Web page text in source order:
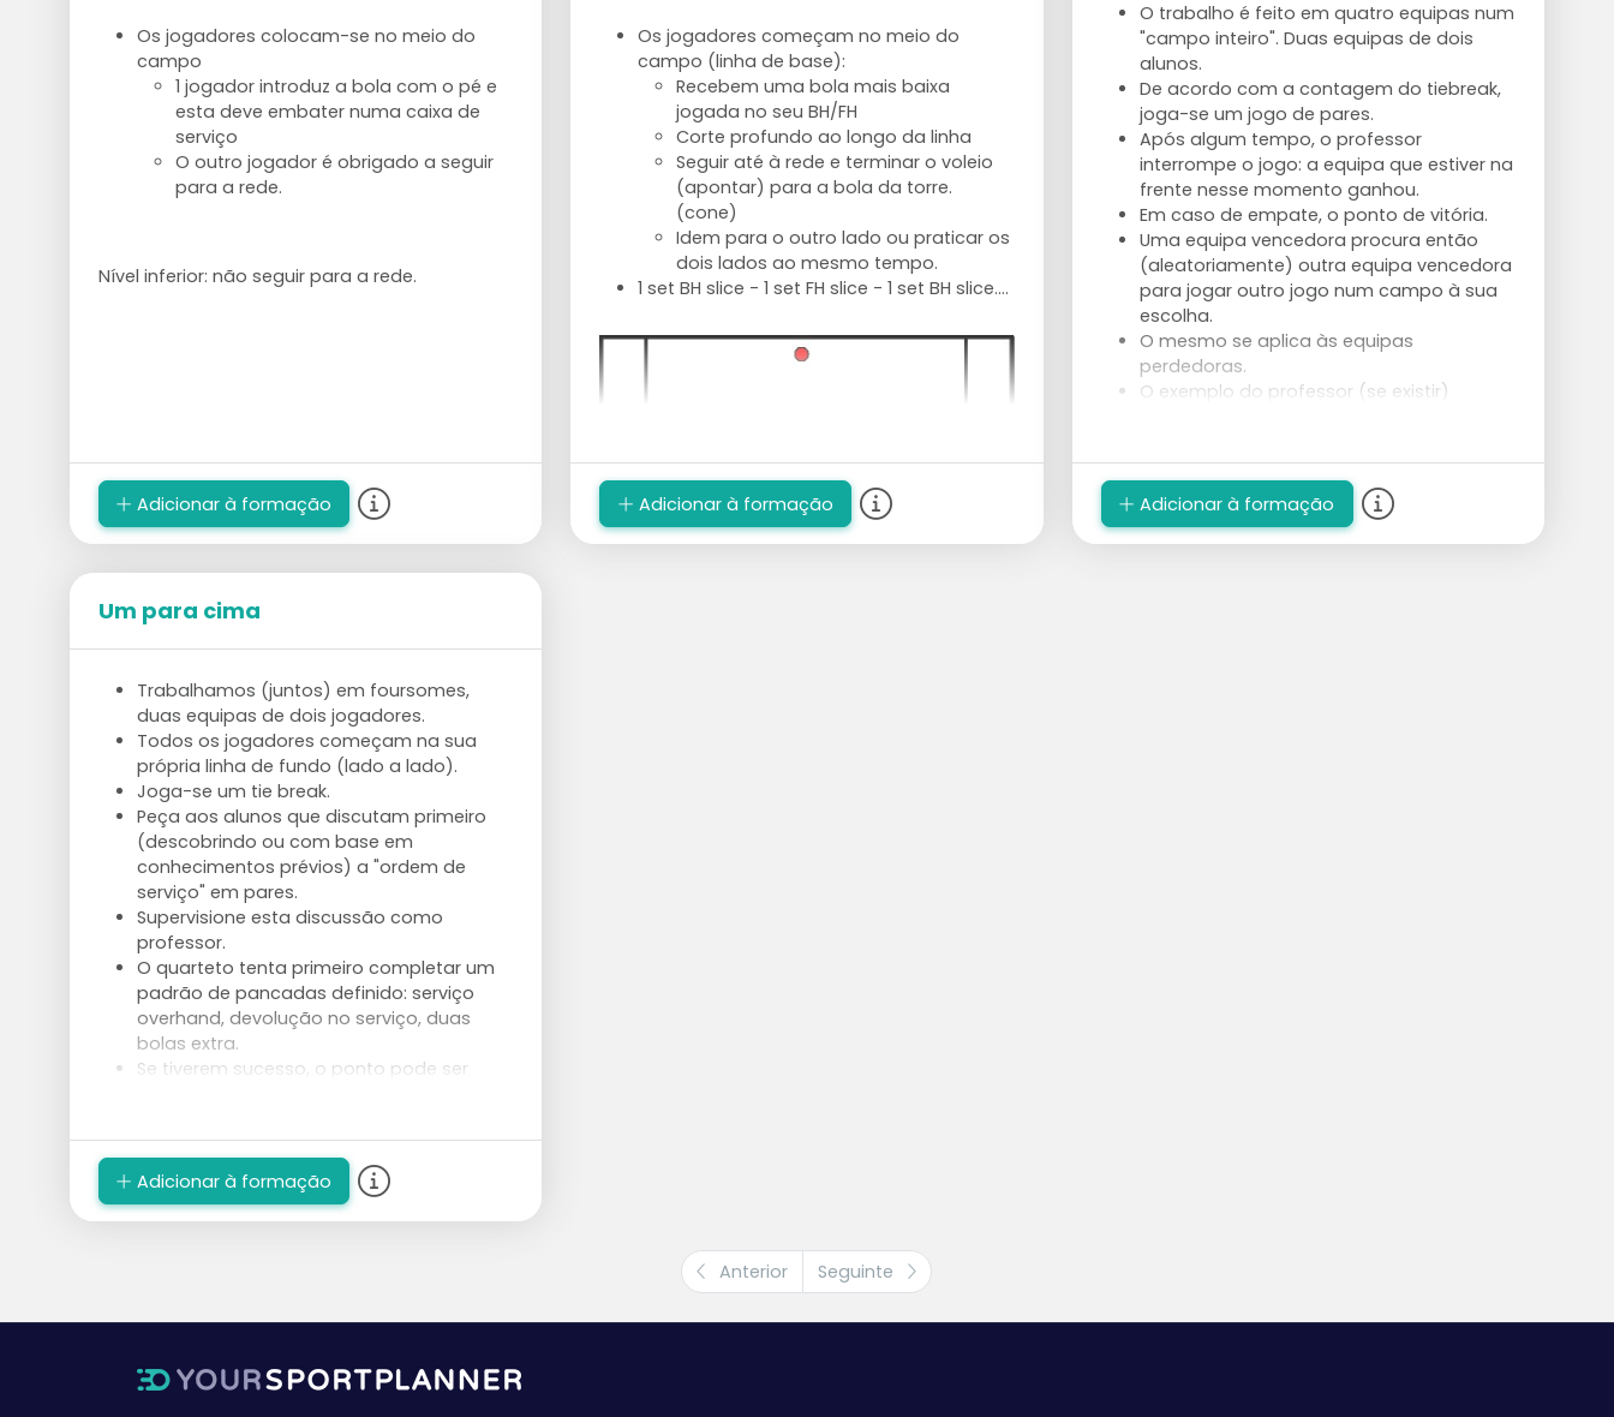
Os jogadores colocam-se no meio do
campo
1 jogador introduz a bola com o pé e
esta deve embater numa caixa de
serviço
O outro jogador é obrigado a seguir
para a rede.
Nível inferior: não seguir para a rede.
Adicionar à formação
Os jogadores começam no meio do
campo (linha de base):
Recebem uma bola mais baixa
jogada no seu BH/FH
Corte profundo ao longo da linha
Seguir até à rede e terminar o voleio
(apontar) para a bola da torre.
(cone)
Idem para o outro lado ou praticar os
dois lados ao mesmo tempo.
1 set BH slice - 1 set FH slice - 1 set BH slice....
Adicionar à formação
O trabalho é feito em quatro equipas num
"campo inteiro". Duas equipas de dois
alunos.
De acordo com a contagem do tiebreak,
joga-se um jogo de pares.
Após algum tempo, o professor
interrompe o jogo: a equipa que estiver na
frente nesse momento ganhou.
Em caso de empate, o ponto de vitória.
Uma equipa vencedora procura então
(aleatoriamente) outra equipa vencedora
para jogar outro jogo num campo à sua
escolha.
O mesmo se aplica às equipas
perdedoras.
O exemplo do professor (se existir)
Tarefa adicional: os alunos tentam
escolher uma tática básica deliberada
para dificultar a tarefa do adversário.
A escolha das tácticas de base é feita
Adicionar à formação
Um para cima
Trabalhamos (juntos) em foursomes,
duas equipas de dois jogadores.
Todos os jogadores começam na sua
própria linha de fundo (lado a lado).
Joga-se um tie break.
Peça aos alunos que discutam primeiro
(descobrindo ou com base em
conhecimentos prévios) a "ordem de
serviço" em pares.
Supervisione esta discussão como
professor.
O quarteto tenta primeiro completar um
padrão de pancadas definido: serviço
overhand, devolução no serviço, duas
bolas extra.
Se tiverem sucesso, o ponto pode ser
Tarefa adicional: o padrão de pancadas a
completar torna-se mais difícil, uma vez
que jogamos numa formação "um para
cima". (= um jogador na rede e um
Adicionar à formação
Anterior Seguinte